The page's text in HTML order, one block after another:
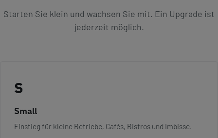
Starten Sie klein und wachsen Sie mit. Ein Upgrade ist
jederzeit möglich.
S
Small
Einstieg für kleine Betriebe, Cafés, Bistros und Imbisse.